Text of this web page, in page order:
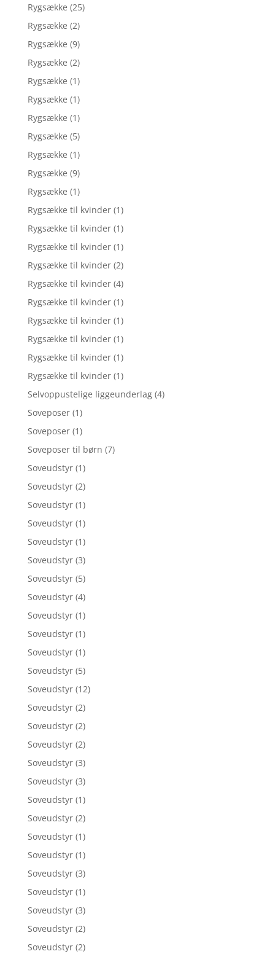
Rygsække (25)
Rygsække (2)
Rygsække (9)
Rygsække (2)
Rygsække (1)
Rygsække (1)
Rygsække (1)
Rygsække (5)
Rygsække (1)
Rygsække (9)
Rygsække (1)
Rygsække til kvinder (1)
Rygsække til kvinder (1)
Rygsække til kvinder (1)
Rygsække til kvinder (2)
Rygsække til kvinder (4)
Rygsække til kvinder (1)
Rygsække til kvinder (1)
Rygsække til kvinder (1)
Rygsække til kvinder (1)
Rygsække til kvinder (1)
Selvoppustelige liggeunderlag (4)
Soveposer (1)
Soveposer (1)
Soveposer til børn (7)
Soveudstyr (1)
Soveudstyr (2)
Soveudstyr (1)
Soveudstyr (1)
Soveudstyr (1)
Soveudstyr (3)
Soveudstyr (5)
Soveudstyr (4)
Soveudstyr (1)
Soveudstyr (1)
Soveudstyr (1)
Soveudstyr (5)
Soveudstyr (12)
Soveudstyr (2)
Soveudstyr (2)
Soveudstyr (2)
Soveudstyr (3)
Soveudstyr (3)
Soveudstyr (1)
Soveudstyr (2)
Soveudstyr (1)
Soveudstyr (1)
Soveudstyr (3)
Soveudstyr (1)
Soveudstyr (3)
Soveudstyr (2)
Soveudstyr (2)